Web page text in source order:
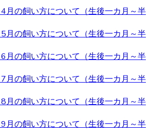
と、心配なことがございましたらお
ださい。初めてヨークシャーテリア
、安心してご利用いただけます。 ご
い合わせ下さい。
際、男の子と女の子で迷うことがあ
ていないようであればそれほどこど
でしょう。 それぞれの注意点とし
識があるのでマーキングをすること
は避妊手術をしないと発情期に血が
月の飼い方について（生後一カ月～半
月の飼い方について（生後一カ月～半
月の飼い方について（生後一カ月～半
月の飼い方について（生後一カ月～半
月の飼い方について（生後一カ月～半
月の飼い方について（生後一カ月～半